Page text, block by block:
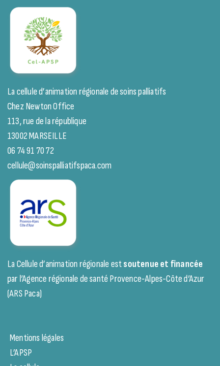
La cellule d’animation régionale de soins palliatifs
Chez Newton Office
113, rue de la république
13002 MARSEILLE
06 74 91 70 72
cellule@soinspalliatifspaca.com
La Cellule d’animation régionale estsoutenue et financée
par l’Agence régionale de santé Provence-Alpes-Côte d’Azur
(ARS Paca)
Mentions légales
L’APSP